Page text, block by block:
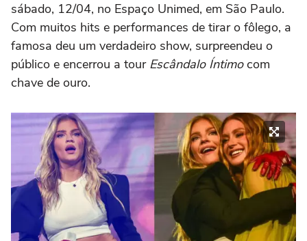
sábado, 12/04, no Espaço Unimed, em São Paulo.
Com muitos hits e performances de tirar o fôlego, a
famosa deu um verdadeiro show, surpreendeu o
público e encerrou a tour Escândalo Íntimocom
chave de ouro.